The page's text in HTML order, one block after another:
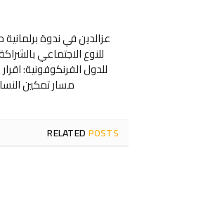
عزالدين في ندوة برلمانية
للنوع الاجتماعي
للدول الفرنكوفونية:
مسار تمكين
RELATEDPOSTS